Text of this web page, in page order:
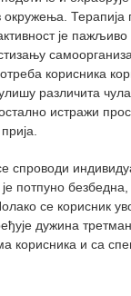
окружења. Терапија
је
корисника
различита
истражи
потпуно безбедна,
се корисник
дужина
корисника и са